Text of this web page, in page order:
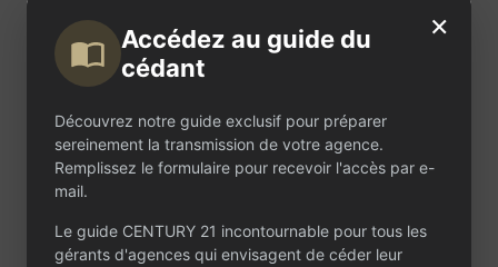
de 85 m², spacieux et
fonctionnel, est conçu
pour offrir un cadre
professionnel : - Une
vitrine attrayante,
équipée d’affichettes
lumineuses mettant
en valeur les biens
proposés. - Un
×
Accédez au guide du
cédant
Découvrez notre guide exclusif pour préparer
sereinement la transmission de votre agence.
Remplissez le formulaire pour recevoir l'accès par e-
mail.
Le guide CENTURY 21 incontournable pour tous les
gérants d'agences qui envisagent de céder leur